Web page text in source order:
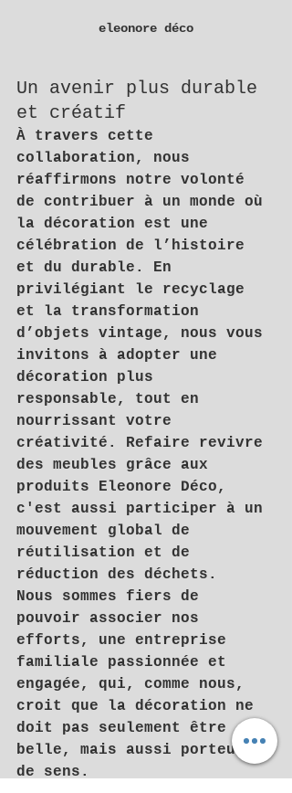
eleonore déco
Un avenir plus durable
et créatif
À travers cette
collaboration, nous
réaffirmons notre volonté
de contribuer à un monde où
la décoration est une
célébration de l’histoire
et du durable. En
privilégiant le recyclage
et la transformation
d’objets vintage, nous vous
invitons à adopter une
décoration plus
responsable, tout en
nourrissant votre
créativité. Refaire revivre
des meubles grâce aux
produits Eleonore Déco,
c'est aussi participer à un
mouvement global de
réutilisation et de
réduction des déchets.
Nous sommes fiers de
pouvoir associer nos
efforts, une entreprise
familiale passionnée et
engagée, qui, comme nous,
croit que la décoration ne
doit pas seulement être
belle, mais aussi porteuse
de sens.